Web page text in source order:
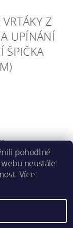
Z
UPÍNÁNÍ
ŠPIČKA
nastavení cookies
pohodlné
neustále
Více